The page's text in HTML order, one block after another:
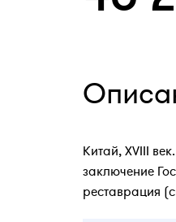
Китай, XVIII
заключение
реставрация